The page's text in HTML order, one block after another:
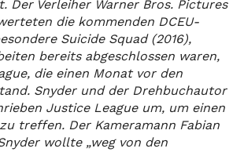
Der Verleiher Warner Bros. Pictures
die kommenden DCEU-
Suicide Squad (2016),
bereits abgeschlossen waren,
die einen Monat vor den
Snyder und der Drehbuchautor
Justice League um, um einen
treffen. Der Kameramann Fabian
wollte „weg von den